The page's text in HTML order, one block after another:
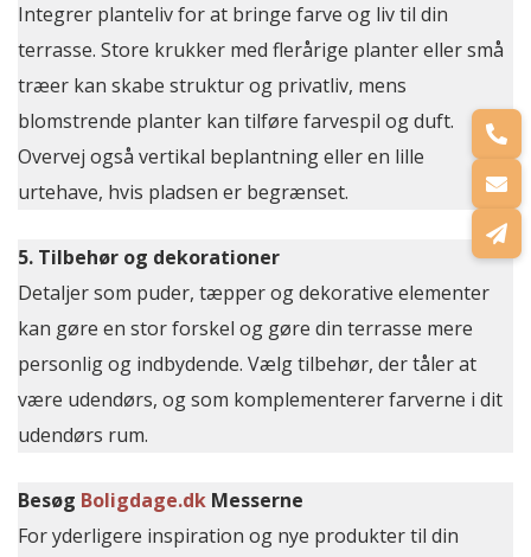
Integrer planteliv for at bringe farve og liv til din
terrasse. Store krukker med flerårige planter eller små
træer kan skabe struktur og privatliv, mens
blomstrende planter kan tilføre farvespil og duft.
Overvej også vertikal beplantning eller en lille
urtehave, hvis pladsen er begrænset.
5. Tilbehør og dekorationer
Detaljer som puder, tæpper og dekorative elementer
kan gøre en stor forskel og gøre din terrasse mere
personlig og indbydende. Vælg tilbehør, der tåler at
være udendørs, og som komplementerer farverne i dit
udendørs rum.
Besøg Boligdage.dk Messerne
For yderligere inspiration og nye produkter til din